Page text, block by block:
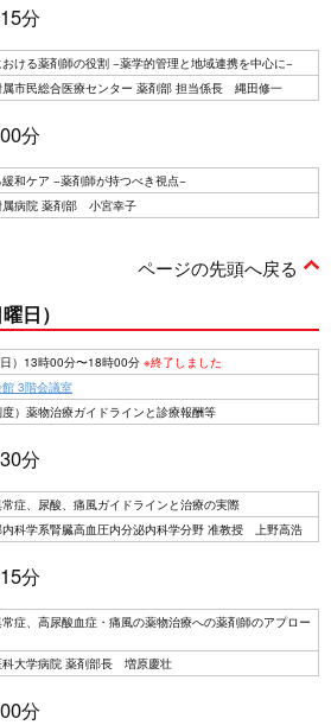
分
ける薬剤師の役割 −薬学的管理と地域連携を中心に−
属市民総合医療センター 薬剤部 担当係長 縄田修一
分
和ケア −薬剤師が持つべき視点−
属病院 薬剤部 小宮幸子
ページの先頭へ戻る
日）
）13時00分〜18時00分 ※終了しました
3階会議室
度）薬物治療ガイドラインと診療報酬等
分
症、尿酸、痛風ガイドラインと治療の実際
内科学系腎臓高血圧内分泌内科学分野 准教授 上野高浩
分
症、高尿酸血症・痛風の薬物治療への薬剤師のアプロー
科大学病院 薬剤部長 増原慶壮
分